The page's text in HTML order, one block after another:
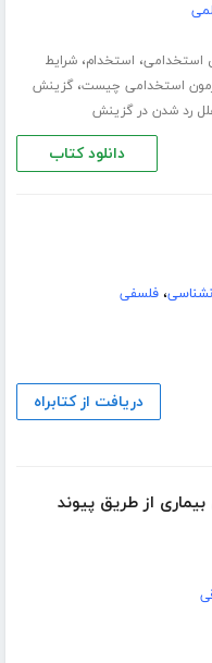
استخدامی، استخدام،شرایط
استخدامی چیست،گزینش
رد شدن در گزینش
دانلود کتاب
،فلسفی
دریافت از کتابراه
از طریق پیوند